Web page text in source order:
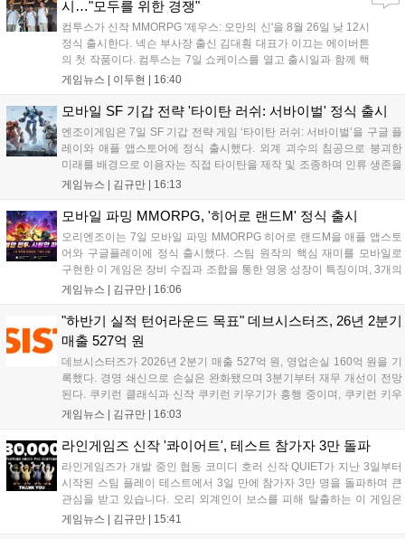
시…"모두를 위한 경쟁"
컴투스가 신작 MMORPG '제우스: 오만의 신'을 8월 26일 낮 12시
정식 출시한다. 넥슨 부사장 출신 김대훤 대표가 이끄는 에이버튼
의 첫 작품이다. 컴투스는 7일 쇼케이스를 열고 출시일과 함께 핵
심 콘텐츠, 유료화 정책, 운영 방향을 공개했다. 캐릭터명 선점은
의 오만으로 균열이...
게임뉴스 | 이두현 | 16:40
모바일 SF 기갑 전략 '타이탄 러쉬: 서바이벌' 정식 출시
엔조이게임은 7일 SF 기갑 전략 게임 ‘타이탄 러쉬: 서바이벌’을 구글 플
레이와 애플 앱스토어에 정식 출시했다. 외계 괴수의 침공으로 붕괴한
미래를 배경으로 이용자는 직접 타이탄을 제작 및 조종하며 인류 생존을
위한 전투를 펼친다. 지휘관 모집, 피난처 운영, 연맹 협동 콘텐츠가 특징
지원 보상을 제공한다. 상세 내용은 공식 커뮤니티에서 확인 가능하다....
게임뉴스 | 김규만 | 16:13
모바일 파밍 MMORPG, '히어로 랜드M' 정식 출시
오리엔조이는 7일 모바일 파밍 MMORPG 히어로 랜드M을 애플 앱스토
어와 구글플레이에 정식 출시했다. 스팀 원작의 핵심 재미를 모바일로
구현한 이 게임은 장비 수집과 조합을 통한 영웅 성장이 특징이며, 3개의
무기 스킬을 활용한 전략적 전투와 길드전 등 다양한 콘텐츠를 제공한
혜택을 지급하며, 상세 내용은 공식 라운지에서 확인할 수 있다. 이용자
는 게임 접속 및 주요 콘텐츠 플레이를 통해 성장을 지원받을 수 있다....
게임뉴스 | 김규만 | 16:06
"하반기 실적 턴어라운드 목표" 데브시스터즈, 26년 2분기
매출 527억 원
데브시스터즈가 2026년 2분기 매출 527억 원, 영업손실 160억 원을 기
록했다. 경영 쇄신으로 손실은 완화됐으며 3분기부터 재무 개선이 전망
된다. 쿠키런 클래식과 신작 쿠키런 키우기가 흥행 중이며, 쿠키런 키우
기는 13일 첫 업데이트를 시작으로 2주 간격의 콘텐츠를 제공한다. 또한
이다. 회사는 비용 효율화와 신작 흥행을 통해 하반기 실적 턴어라운드
게임뉴스 | 김규만 | 16:03
라인게임즈 신작 '콰이어트', 테스트 참가자 3만 돌파
라인게임즈가 개발 중인 협동 코미디 호러 신작 QUIET가 지난 3일부터
시작된 스팀 플레이 테스트에서 3일 만에 참가자 3만 명을 돌파하며 큰
관심을 받고 있습니다. 오리 외계인이 보스를 피해 탈출하는 이 게임은
최대 4인 협동을 지원하며, 소음 관리와 물리 법칙을 활용한 전략적 플레
게임뉴스 | 김규만 | 15:41